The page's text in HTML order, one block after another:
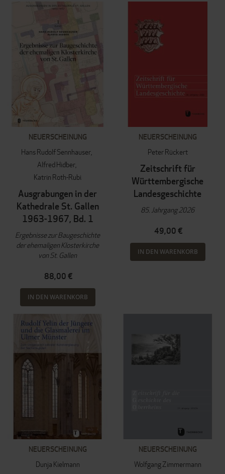
NEUERSCHEINUNG
Hans Rudolf Sennhauser
Alfred Hidber
Katrin Roth-Rubi
Ausgrabungen in der
Kathedrale St. Gallen
1963-1967, Bd. 1
Ergebnisse zur Baugeschichte
der ehemaligen Klosterkirche
von St. Gallen
88,00 €
IN DEN WARENKORB
NEUERSCHEINUNG
Peter Rückert
Zeitschrift für
Württembergische
Landesgeschichte
85. Jahrgang 2026
49,00 €
IN DEN WARENKORB
NEUERSCHEINUNG
Dunja Kielmann
NEUERSCHEINUNG
Wolfgang Zimmermann